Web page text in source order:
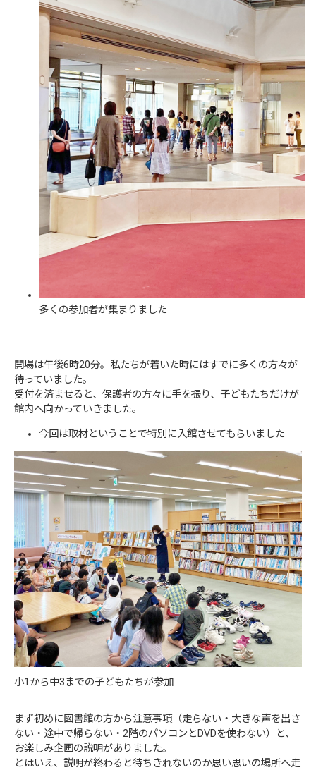
多くの参加者が集まりました
開場は午後6時20分。私たちが着いた時にはすでに多くの方々が
待っていました。
受付を済ませると、保護者の方々に手を振り、子どもたちだけが
館内へ向かっていきました。
今回は取材ということで特別に入館させてもらいました
小1から中3までの子どもたちが参加
まず初めに図書館の方から注意事項（走らない・大きな声を出さ
ない・途中で帰らない・2階のパソコンとDVDを使わない）と、
お楽しみ企画の説明がありました。
とはいえ、説明が終わると待ちきれないのか思い思いの場所へ走